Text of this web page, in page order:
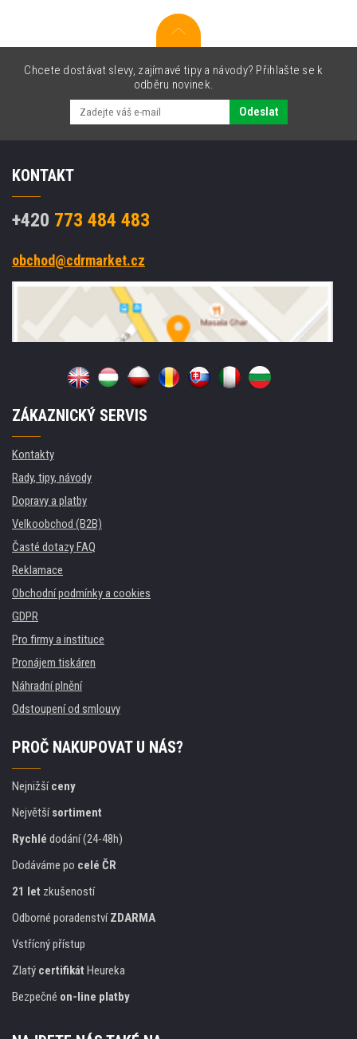
Chcete dostávat slevy, zajímavé tipy a návody? Přihlašte se k
odběru novinek.
Odeslat
KONTAKT
+420 773 484 483
obchod@cdrmarket.cz
ZÁKAZNICKÝ SERVIS
Kontakty
Rady, tipy, návody
Dopravy a platby
Velkoobchod (B2B)
Časté dotazy FAQ
Reklamace
Obchodní podmínky a cookies
GDPR
Pro firmy a instituce
Pronájem tiskáren
Náhradní plnění
Odstoupení od smlouvy
PROČ NAKUPOVAT U NÁS?
Nejnižšíceny
Největšísortiment
Rychlé dodání (24-48h)
Dodáváme po celé ČR
21 let zkušeností
Odborné poradenstvíZDARMA
Vstřícný přístup
Zlatý certifikát Heureka
Bezpečné on-line platby